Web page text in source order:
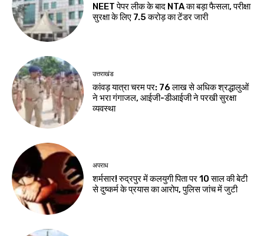
NEET पेपर लीक के बाद NTA का बड़ा फैसला, परीक्षा
सुरक्षा के लिए ₹7.5 करोड़ का टेंडर जारी
उत्तराखंड
कांवड़ यात्रा चरम पर: 76 लाख से अधिक श्रद्धालुओं
ने भरा गंगाजल, आईजी-डीआईजी ने परखी सुरक्षा
व्यवस्था
अपराध
शर्मसार! रुद्रपुर में कलयुगी पिता पर 10 साल की बेटी
से दुष्कर्म के प्रयास का आरोप, पुलिस जांच में जुटी